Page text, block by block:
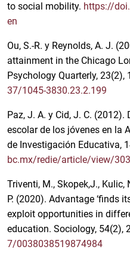
to social mobility. https://
en
Ou, S.-R. y Reynolds, A. J.
attainment in the Chicago
Psychology Quarterly, 23(2),
37/1045-3830.23.2.199
Paz, J. A. y Cid, J. C.
escolar de los jóvenes en la
de Investigación Educativa,
bc.mx/redie/article/view/303
Triventi, M., Skopek,J., Kulic,
P. (2020). Advantage ‘finds
exploit opportunities in
education. Sociology, 54(2),
7/0038038519874984